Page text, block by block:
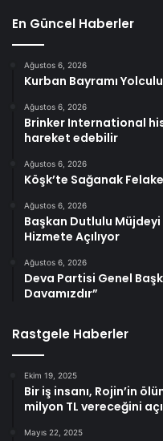
En Güncel Haberler
Ağustos 6, 2026
Kurban Bayramı
Ağustos 6, 2026
Brinker International
hareket edebilir
Ağustos 6, 2026
Köşk’te Sağanak
Ağustos 6, 2026
Başkan Dutlulu Müjdeyi
Hizmete Açılıyor
Ağustos 6, 2026
Deva Partisi Genel
Davamızdır”
Rastgele Haberler
Ekim 19, 2025
Bir iş insanı, Rojin’in
milyon TL vereceğini
Mayıs 22, 2025